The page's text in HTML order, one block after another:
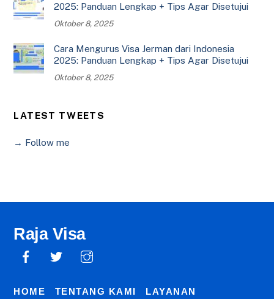
2025: Panduan Lengkap + Tips Agar Disetujui
Oktober 8, 2025
Cara Mengurus Visa Jerman dari Indonesia
2025: Panduan Lengkap + Tips Agar Disetujui
Oktober 8, 2025
LATEST TWEETS
→ Follow me
Raja Visa
HOME TENTANG KAMI LAYANAN